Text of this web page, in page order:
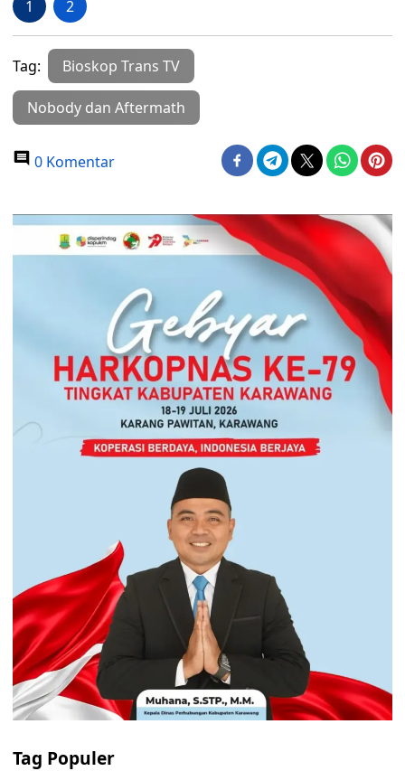
1 2
Tag: Bioskop Trans TV
Nobody dan Aftermath
0 Komentar
Tag Populer